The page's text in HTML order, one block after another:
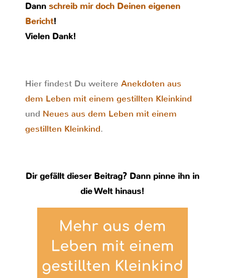
Dann schreib mir doch Deinen eigenen
Bericht!
Vielen Dank!
Hier findest Du weitere Anekdoten aus
dem Leben mit einem gestillten Kleinkind
und Neues aus dem Leben mit einem
gestillten Kleinkind.
Dir gefällt dieser Beitrag? Dann pinne ihn in
die Welt hinaus!